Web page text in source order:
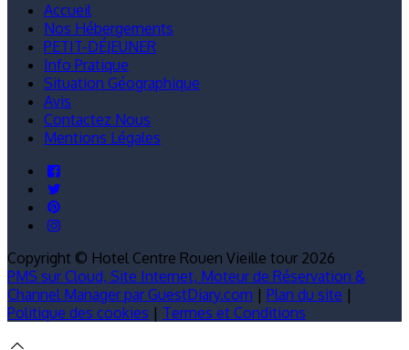
Accueil
Nos Hébergements
PETIT-DÉJEUNER
Info Pratique
Situation Géographique
Avis
Contactez Nous
Mentions Légales
Copyright © Hotel Centre Rouen Vieille tour 2026
PMS sur Cloud, Site Internet, Moteur de Réservation &
Channel Manager par GuestDiary.com | Plan du site |
Politique des cookies | Termes et Conditions